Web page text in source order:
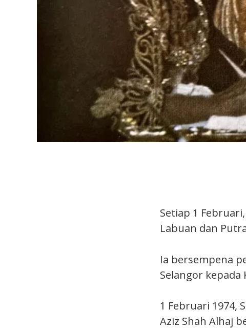
Setiap 1
Labuan dan
Ia bersempena
Selangor kepada
1 Februari 1974,
Aziz Shah Alhaj